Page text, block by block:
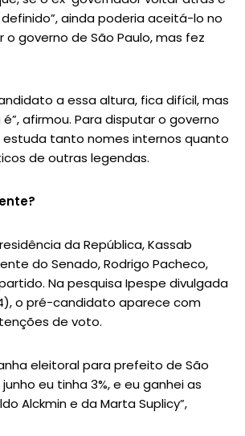
ainda poderia aceitá-lo no
o governo de São Paulo, mas fez
a essa altura, fica difícil, mas
afirmou. Para disputar o governo
estuda tanto nomes internos quanto
de outras legendas.
da República, Kassab
do Senado, Rodrigo Pacheco,
Na pesquisa Ipespe divulgada
o pré-candidato aparece com
de voto.
eleitoral para prefeito de São
eu tinha 3%, e eu ganhei as
Alckmin e da Marta Suplicy”,